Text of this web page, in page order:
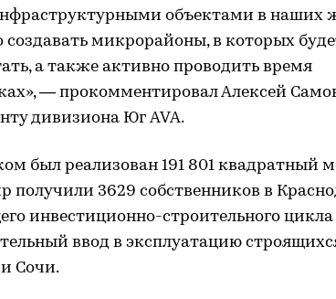
объектами в наших
микрорайоны, в которых
а также активно проводить время
— прокомментировал Алексей
дивизиона Юг AVA.
был реализован 191 801 квадратный
получили 3629 собственников в
инвестиционно-строительного цикла
ввод в эксплуатацию
Сочи.